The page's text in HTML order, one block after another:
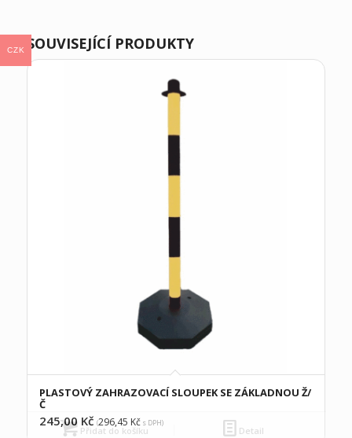
SOUVISEJÍCÍ PRODUKTY
PLASTOVÝ ZAHRAZOVACÍ SLOUPEK SE ZÁKLADNOU Ž/
Č
245,00 Kč (296,45 Kčs DPH)
Přidat do košíku Detail
CZK